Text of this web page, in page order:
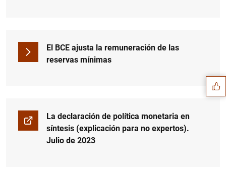
El BCE ajusta la remuneración de las
reservas mínimas
La declaración de política monetaria en
síntesis (explicación para no expertos).
Julio de 2023
Sugerencias